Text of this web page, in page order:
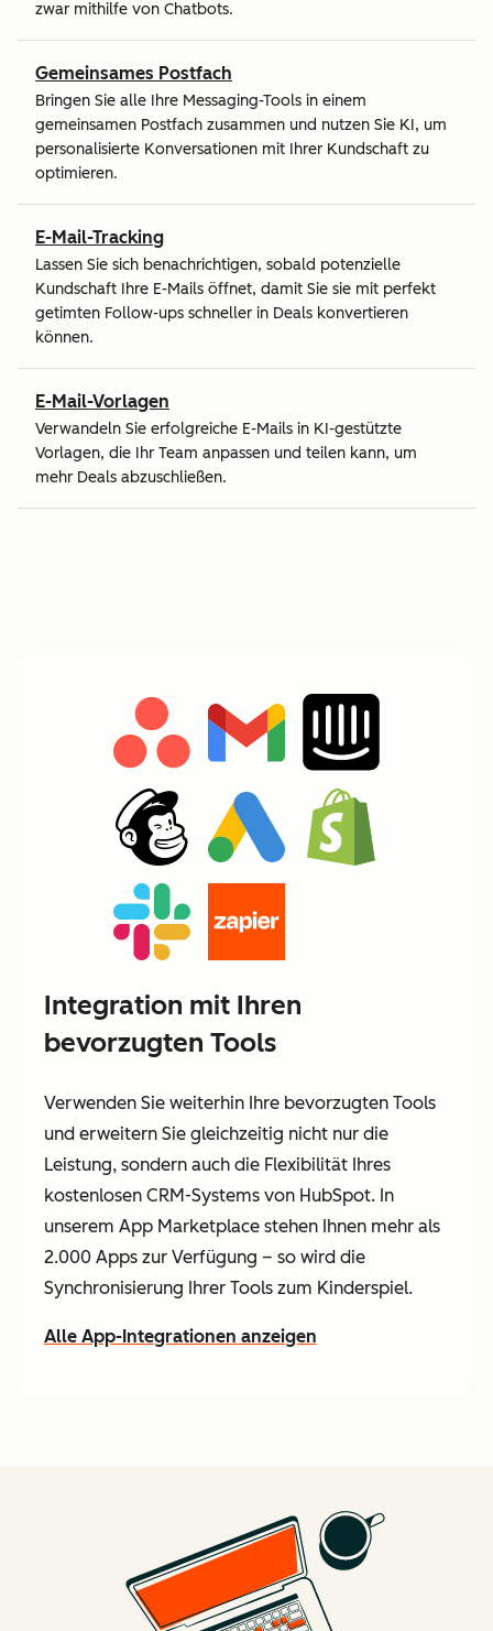
zwar mithilfe von Chatbots.
Gemeinsames Postfach
Bringen Sie alle Ihre Messaging-Tools in einem
gemeinsamen Postfach zusammen und nutzen Sie KI, um
personalisierte Konversationen mit Ihrer Kundschaft zu
optimieren.
E-Mail-Tracking
Lassen Sie sich benachrichtigen, sobald potenzielle
Kundschaft Ihre E-Mails öffnet, damit Sie sie mit perfekt
getimten Follow-ups schneller in Deals konvertieren
können.
E-Mail-Vorlagen
Verwandeln Sie erfolgreiche E-Mails in KI-gestützte
Vorlagen, die Ihr Team anpassen und teilen kann, um
mehr Deals abzuschließen.
Integration mit Ihren
bevorzugten Tools
Verwenden Sie weiterhin Ihre bevorzugten Tools
und erweitern Sie gleichzeitig nicht nur die
Leistung, sondern auch die Flexibilität Ihres
kostenlosen CRM-Systems von HubSpot. In
unserem App Marketplace stehen Ihnen mehr als
2.000 Apps zur Verfügung – so wird die
Synchronisierung Ihrer Tools zum Kinderspiel.
Alle App-Integrationen anzeigen